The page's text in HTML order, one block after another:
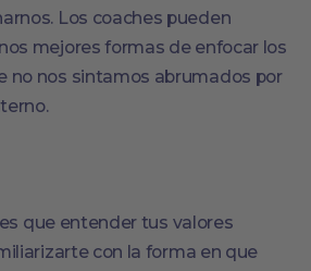
Los coaches pueden
mejores formas de enfocar los
no nos sintamos abrumados por
que entender tus valores
con la forma en que